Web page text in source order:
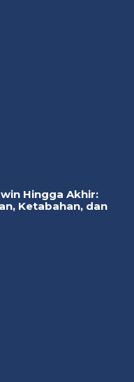
Hingga Akhir:
Ketabahan, dan